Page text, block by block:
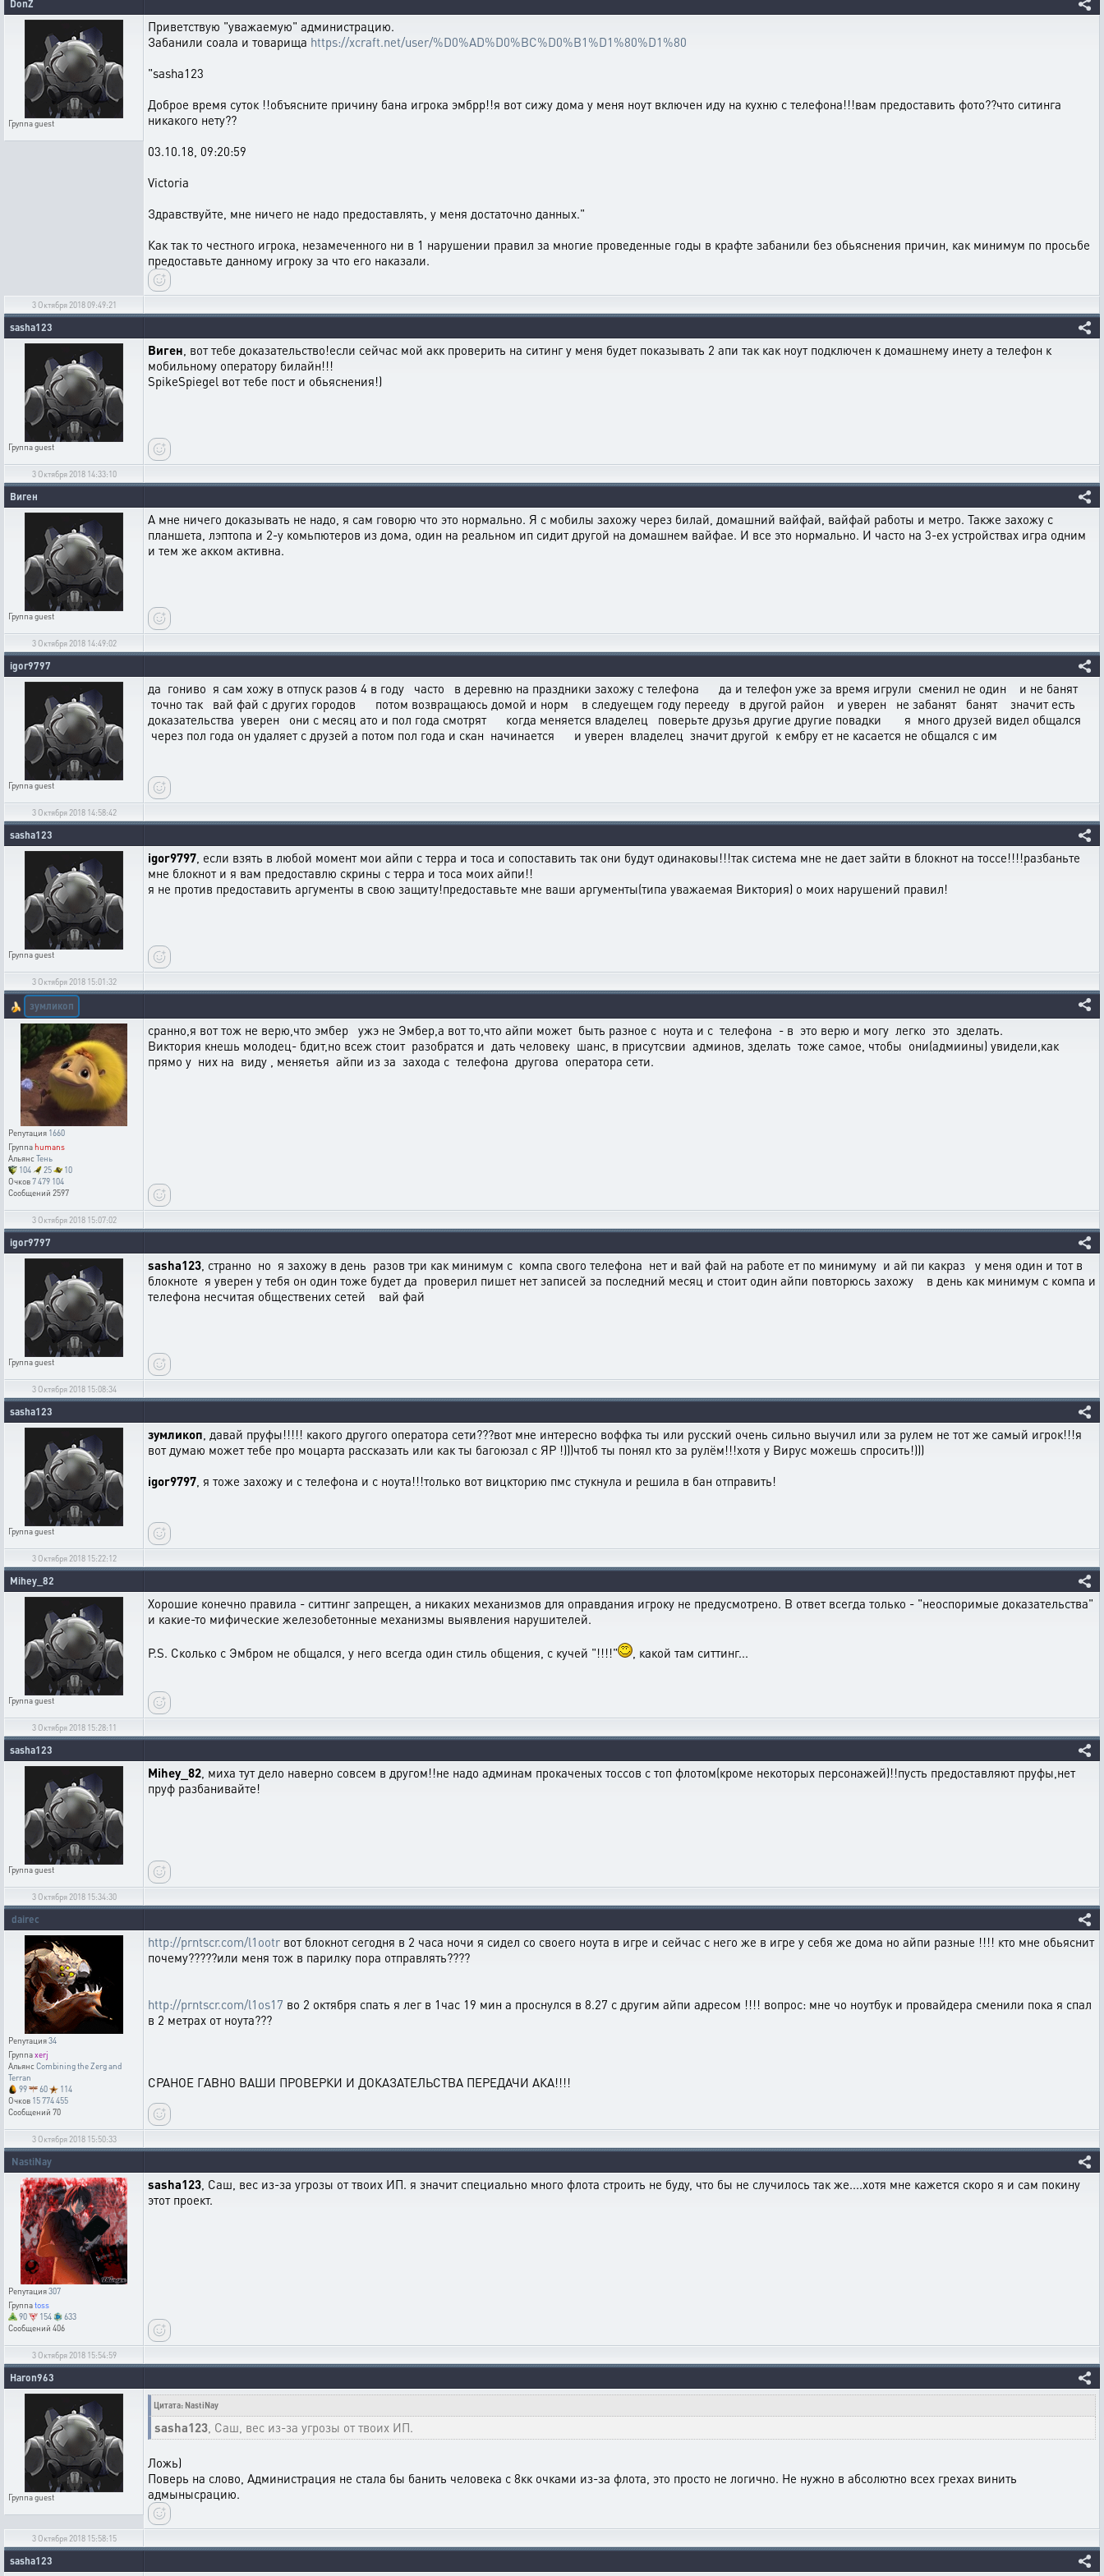
DonZ
Группаguest
Приветствую "уважаемую" администрацию.
Забанили соала и товарища https://xcraft.net/user/%D0%AD%D0%BC%D0%B1%D1%80%D1%80
"sasha123
Доброе время суток !!объясните причину бана игрока эмбрр!!я вот сижу дома у меня ноут включен иду на кухню с телефона!!!вам предоставить фото??что ситинга
никакого нету??
03.10.18, 09:20:59
Victoria
Здравствуйте, мне ничего не надо предоставлять, у меня достаточно данных."
Как так то честного игрока, незамеченного ни в 1 нарушении правил за многие проведенные годы в крафте забанили без обьяснения причин, как минимум по просьбе
предоставьте данному игроку за что его наказали.
3 Октября 2018 09:49:21
sasha123
Группаguest
Виген, вот тебе доказательство!если сейчас мой акк проверить на ситинг у меня будет показывать 2 апи так как ноут подключен к домашнему инету а телефон к
мобильному оператору билайн!!!
SpikeSpiegel вот тебе пост и обьяснения!)
3 Октября 2018 14:33:10
Виген
Группаguest
А мне ничего доказывать не надо, я сам говорю что это нормально. Я с мобилы захожу через билай, домашний вайфай, вайфай работы и метро. Также захожу с
планшета, лэптопа и 2-у комьпютеров из дома, один на реальном ип сидит другой на домашнем вайфае. И все это нормально. И часто на 3-ех устройствах игра одним
и тем же акком активна.
3 Октября 2018 14:49:02
igor9797
Группаguest
да гониво я сам хожу в отпуск разов 4 в году часто в деревню на праздники захожу с телефона да и телефон уже за время игрули сменил не один и не банят
точно так вай фай с других городов потом возвращаюсь домой и норм в следуещем году перееду в другой район и уверен не забанят банят значит есть
доказательства уверен они с месяц ато и пол года смотрят когда меняется владелец поверьте друзья другие другие повадки я много друзей видел общался
через пол года он удаляет с друзей а потом пол года и скан начинается и уверен владелец значит другой к ембру ет не касается не общался с им
3 Октября 2018 14:58:42
sasha123
Группаguest
igor9797, если взять в любой момент мои айпи с терра и тоса и сопоставить так они будут одинаковы!!!так система мне не дает зайти в блокнот на тоссе!!!!разбаньте
мне блокнот и я вам предоставлю скрины с терра и тоса моих айпи!!
я не против предоставить аргументы в свою защиту!предоставьте мне ваши аргументы(типа уважаемая Виктория) о моих нарушений правил!
3 Октября 2018 15:01:32
🍌 зумликоп
Репутация 1660
Группаhumans
АльянсТень
104
25
10
Очков7 479 104
Сообщений 2597
сранно,я вот тож не верю,что эмбер ужэ не Эмбер,а вот то,что айпи может быть разное с ноута и с телефона - в это верю и могу легко это зделать.
Виктория кнешь молодец- бдит,но всеж стоит разобратся и дать человеку шанс, в присутсвии админов, зделать тоже самое, чтобы они(адмиины) увидели,как
прямо у них на виду , меняетья айпи из за захода с телефона другова оператора сети.
3 Октября 2018 15:07:02
igor9797
Группаguest
sasha123, странно но я захожу в день разов три как минимум с компа свого телефона нет и вай фай на работе ет по минимуму и ай пи какраз у меня один и тот в
блокноте я уверен у тебя он один тоже будет да проверил пишет нет записей за последний месяц и стоит один айпи повторюсь захожу в день как минимум с компа и
телефона несчитая обществених сетей вай фай
3 Октября 2018 15:08:34
sasha123
Группаguest
зумликоп, давай пруфы!!!!! какого другого оператора сети???вот мне интересно воффка ты или русский очень сильно выучил или за рулем не тот же самый игрок!!!я
вот думаю может тебе про моцарта рассказать или как ты багоюзал с ЯР !)))чтоб ты понял кто за рулём!!!хотя у Вирус можешь спросить!)))
igor9797, я тоже захожу и с телефона и с ноута!!!только вот вицкторию пмс стукнула и решила в бан отправить!
3 Октября 2018 15:22:12
Mihey_82
Группаguest
Хорошие конечно правила - ситтинг запрещен, а никаких механизмов для оправдания игроку не предусмотрено. В ответ всегда только - "неоспоримые доказательства"
и какие-то мифические железобетонные механизмы выявления нарушителей.
P.S. Сколько с Эмбром не общался, у него всегда один стиль общения, с кучей "!!!!" , какой там ситтинг...
3 Октября 2018 15:28:11
sasha123
Группаguest
Mihey_82, миха тут дело наверно совсем в другом!!не надо админам прокаченых тоссов с топ флотом(кроме некоторых персонажей)!!пусть предоставляют пруфы,нет
пруф разбанивайте!
3 Октября 2018 15:34:30
dairec
Репутация34
Группаxerj
АльянсCombining the Zerg and
Terran
99
60
114
Очков 15 774 455
Сообщений 70
http://prntscr.com/l1ootr вот блокнот сегодня в 2 часа ночи я сидел со своего ноута в игре и сейчас с него же в игре у себя же дома но айпи разные !!!! кто мне обьяснит
почему?????или меня тож в парилку пора отправлять????
http://prntscr.com/l1os17 во 2 октября спать я лег в 1час 19 мин а проснулся в 8.27 с другим айпи адресом !!!! вопрос: мне чо ноутбук и провайдера сменили пока я спал
в 2 метрах от ноута???
СРАНОЕ ГАВНО ВАШИ ПРОВЕРКИ И ДОКАЗАТЕЛЬСТВА ПЕРЕДАЧИ АКА!!!!
3 Октября 2018 15:50:33
NastiNay
Репутация307
Группаtoss
90
154
633
Сообщений 406
sasha123, Саш, вес из-за угрозы от твоих ИП. я значит специально много флота строить не буду, что бы не случилось так же....хотя мне кажется скоро я и сам покину
этот проект.
3 Октября 2018 15:54:59
Haron963
Группаguest
Цитата: NastiNay
sasha123, Саш, вес из-за угрозы от твоих ИП.
Ложь)
Поверь на слово, Администрация не стала бы банить человека с 8кк очками из-за флота, это просто не логично. Не нужно в абсолютно всех грехах винить
адмынысрацию.
3 Октября 2018 15:58:15
sasha123